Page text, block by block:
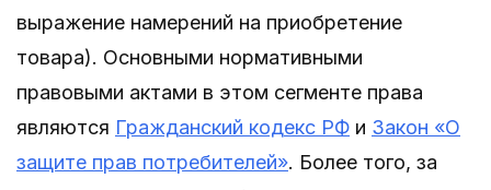
выражение намерений на приобретение
товара). Основными нормативными
правовыми актами в этом сегменте права
являются Гражданский кодекс РФ и Закон «О
защите прав потребителей». Более того, за